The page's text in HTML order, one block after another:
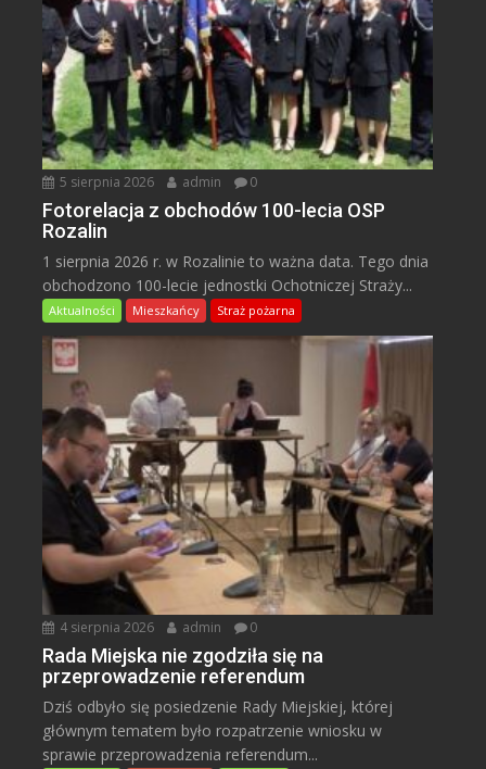
5 sierpnia 2026 admin 0
Fotorelacja z obchodów 100-lecia OSP
Rozalin
1 sierpnia 2026 r. w Rozalinie to ważna data. Tego dnia
obchodzono 100-lecie jednostki Ochotniczej Straży...
Aktualności Mieszkańcy Straż pożarna
4 sierpnia 2026 admin 0
Rada Miejska nie zgodziła się na
przeprowadzenie referendum
Dziś odbyło się posiedzenie Rady Miejskiej, której
głównym tematem było rozpatrzenie wniosku w
sprawie przeprowadzenia referendum...